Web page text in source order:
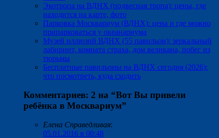
Экотропа на ВДНХ (подвесная тропа): цены, где
находится на карте, фото
Парковка Москвариум (ВДНХ): цена и где можно
припарковаться у океанариума
Музей иллюзий ВДНХ (55 павильон): зеркальный
лабиринт, комната страха, дом великана, побег из
тюрьмы
Бесплатные павильоны на ВДНХ сегодня (2026):
что посмотреть, куда сходить
Комментариев: 2 на “Вот Вы привели
ребёнка в Москвариум”
Елена Справедливая:
05.01.2016 в 00:48